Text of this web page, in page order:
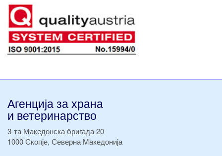
Агенција за храна
и ветеринарство
3-та Македонска бригада 20
1000 Скопје, Северна Македонија